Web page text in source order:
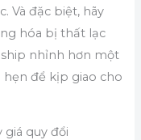
Và đặc biệt, hãy
hóa bị thất lạc
nhỉnh hơn một
để kịp giao cho
giá quy đổi